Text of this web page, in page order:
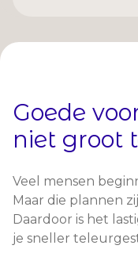
Goede
niet groot
Veel mensen
Maar die plannen
Daardoor is het
je sneller